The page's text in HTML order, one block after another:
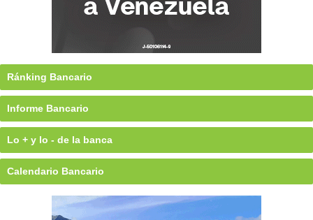
Ránking Bancario
Informe Bancario
Lo + y lo - de la banca
Calendario Bancario